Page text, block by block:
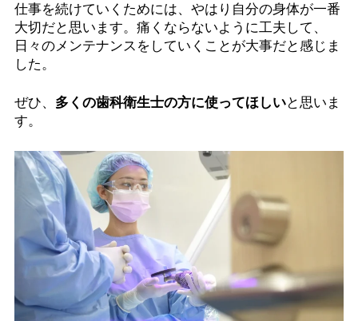
仕事を続けていくためには、やはり自分の身体が一番
大切だと思います。痛くならないように工夫して、
日々のメンテナンスをしていくことが大事だと感じま
した。
ぜひ、 多くの歯科衛生士の方に使ってほしいと思いま
す。